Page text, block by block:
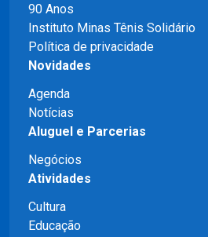
90 Anos
Instituto Minas Tênis Solidário
Política de privacidade
Novidades
Agenda
Notícias
Aluguel e Parcerias
Negócios
Atividades
Cultura
Educação